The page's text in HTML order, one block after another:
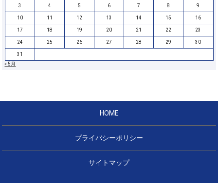
3 4 5 6 7 8 9
10 11 12 13 14 15 16
17 18 19 20 21 22 23
24 25 26 27 28 29 30
31
« 5月
HOME
プライバシーポリシー
サイトマップ